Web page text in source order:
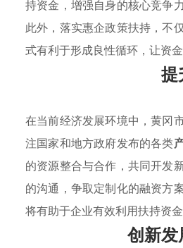
持资金，增强自身的核心竞争
此外，落实惠企政策扶持，不
式有利于形成良性循环，让资
提
在当前经济发展环境中，黄冈
注国家和地方政府发布的各类
的资源整合与合作，共同开发
的沟通，争取定制化的融资方
将有助于企业有效利用扶持资
创新